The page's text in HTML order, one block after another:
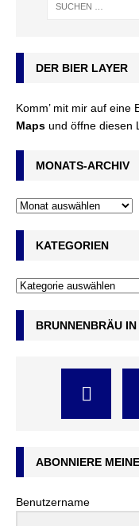
DER BIER LAYER
Komm’ mit mir auf eine
Maps und öffne diesen
MONATS-ARCHIV
KATEGORIEN
BRUNNENBRÄU
ABONNIERE
Benutzername